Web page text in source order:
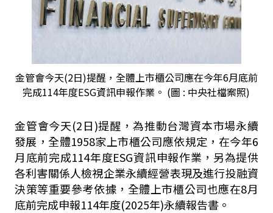
金管會今天(2日)提醒，全體上市櫃公司應在今年6月底前
完成114年度ESG資訊申報作業。 (圖 : 中央社檔案照)
金管會今天(2日)提醒，為推動台灣資本市場永續
發展，全體1958家上市櫃公司應依規定，在今年6
月底前完成114年度ESG資訊申報作業，另為提供
各利害關係人檢視企業永續經營表現及進行投融資
決策等重要參考依據，全體上市櫃公司也應在8月
底前完成申報114年度(2025年)永續報告書。